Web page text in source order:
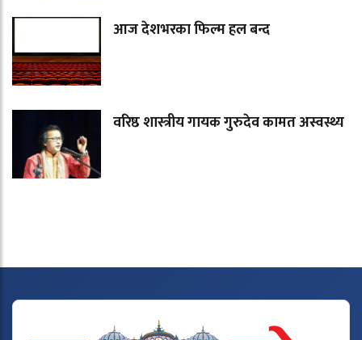
आज देशभरका फिल्म हल बन्द
वरिष्ठ शास्त्रीय गायक गुरुदेव कामत अस्वस्थ्य